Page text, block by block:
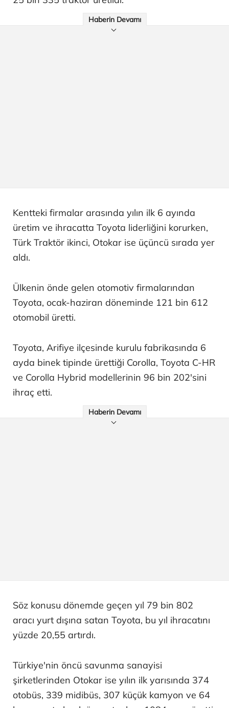
Haberin Devamı
Kentteki firmalar arasında yılın ilk 6 ayında
üretim ve ihracatta Toyota liderliğini korurken,
Türk Traktör ikinci, Otokar ise üçüncü sırada yer
aldı.
Ülkenin önde gelen otomotiv firmalarından
Toyota, ocak-haziran döneminde 121 bin 612
otomobil üretti.
Toyota, Arifiye ilçesinde kurulu fabrikasında 6
ayda binek tipinde ürettiği Corolla, Toyota C-HR
ve Corolla Hybrid modellerinin 96 bin 202'sini
ihraç etti.
Haberin Devamı
Söz konusu dönemde geçen yıl 79 bin 802
aracı yurt dışına satan Toyota, bu yıl ihracatını
yüzde 20,55 artırdı.
Türkiye'nin öncü savunma sanayisi
şirketlerinden Otokar ise yılın ilk yarısında 374
otobüs, 339 midibüs, 307 küçük kamyon ve 64